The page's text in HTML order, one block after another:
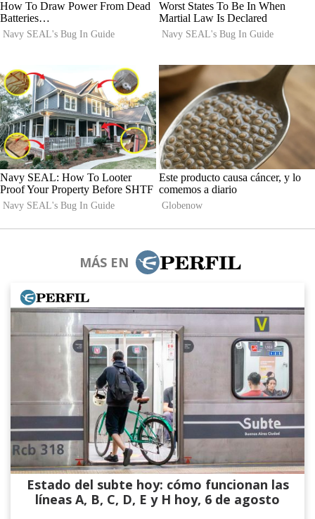
MÁS EN
Estado del subte hoy: cómo funcionan las
líneas A, B, C, D, E y H hoy, 6 de agosto